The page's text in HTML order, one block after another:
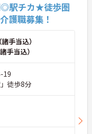
◎駅チカ★徒歩圏
護職募集！
手当込）
手当込）
19
徒歩8分